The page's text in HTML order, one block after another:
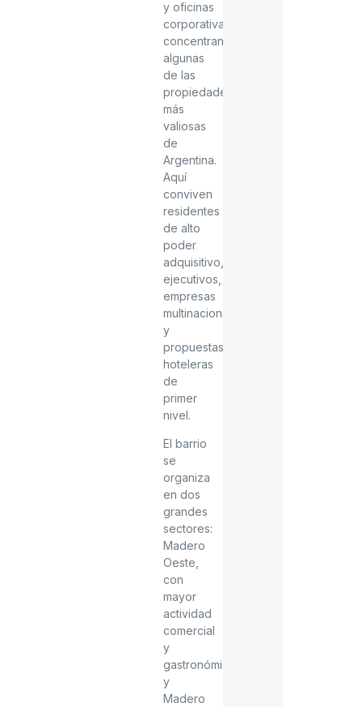
y oficinas
corporativas
concentran
algunas
de las
propiedades
más
valiosas
de
Argentina.
Aquí
conviven
residentes
de alto
poder
adquisitivo,
ejecutivos,
empresas
multinacionales
y
propuestas
hoteleras
de
primer
nivel.
El barrio
se
organiza
en dos
grandes
sectores:
Madero
Oeste,
con
mayor
actividad
comercial
y
gastronómica,
y
Madero